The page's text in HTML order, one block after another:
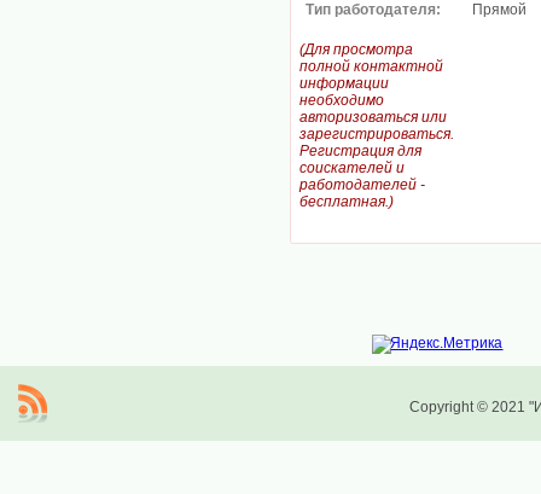
Тип работодателя:
Прямой
(Для просмотра
полной контактной
информации
необходимо
авторизоваться или
зарегистрироваться.
Регистрация для
соискателей и
работодателей -
бесплатная.)
Copyright © 2021